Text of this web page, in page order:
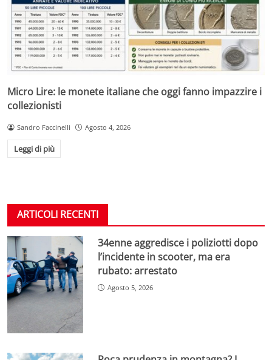
Micro Lire: le monete italiane che oggi fanno impazzire i
collezionisti
Sandro Faccinelli Agosto 4, 2026
Leggi di più
ARTICOLI RECENTI
34enne aggredisce i poliziotti dopo
l’incidente in scooter, ma era
rubato: arrestato
Agosto 5, 2026